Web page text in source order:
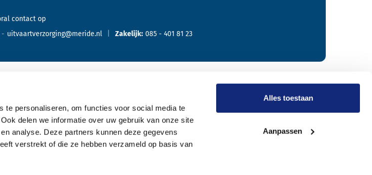
te personaliseren, om functies voor social media te
delen we informatie over uw gebruik van onze site
analyse. Deze partners kunnen deze gegevens
verstrekt of die ze hebben verzameld op basis van
Alles toestaan
Aanpassen
contact op
uitvaartverzorging@meride.nl Zakelijk: 085 - 401 81 23
de uitvaartverzorger
Onze werkwijze
Wie zijn wij?